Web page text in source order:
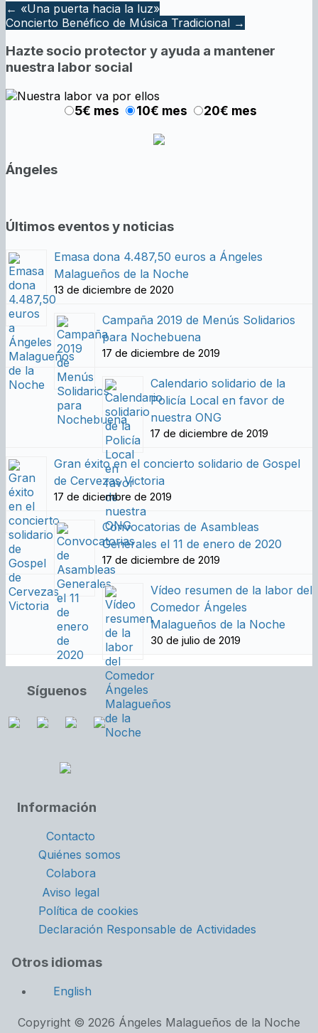
← «Una puerta hacia la luz»
Concierto Benéfico de Música Tradicional →
Hazte socio protector y ayuda a mantener
nuestra labor social
5€ mes 10€ mes 20€ mes
Ángeles
Últimos eventos y noticias
Emasa dona 4.487,50 euros a Ángeles
Malagueños de la Noche
13 de diciembre de 2020
Campaña 2019 de Menús Solidarios
para Nochebuena
17 de diciembre de 2019
Calendario solidario de la
Policía Local en favor de
nuestra ONG
17 de diciembre de 2019
Gran éxito en el concierto solidario de Gospel
de Cervezas Victoria
17 de diciembre de 2019
Convocatorias de Asambleas
Generales el 11 de enero de 2020
17 de diciembre de 2019
Vídeo resumen de la labor del
Comedor Ángeles
Malagueños de la Noche
30 de julio de 2019
Síguenos
Información
Contacto
Quiénes somos
Colabora
Aviso legal
Política de cookies
Declaración Responsable de Actividades
Otros idiomas
English
Copyright © 2026 Ángeles Malagueños de la Noche